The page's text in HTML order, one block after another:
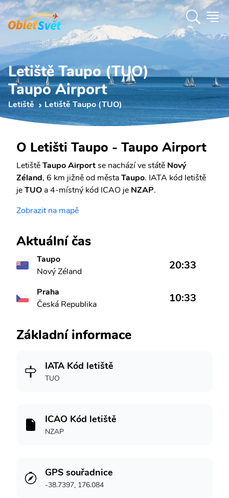
Letiště Taupo (TUO)
Taupo Airport
Letiště Letiště Taupo (TUO)
O Letišti Taupo - Taupo Airport
LetištěTaupo Airportse nachází ve státě Nový
Zéland, 6 km jižně od městaTaupo. IATA kód letiště
jeTUO a 4-místný kód ICAO je NZAP.
Zobrazit na mapě
Aktuální čas
Taupo
Nový Zéland
20:33
Praha
Česká Republika
10:33
Základní informace
IATA Kód letiště
TUO
ICAO Kód letiště
NZAP
GPS souřadnice
-38.7397, 176.084